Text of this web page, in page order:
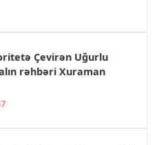
Çevirən Uğurlu
rəhbəri Xuraman